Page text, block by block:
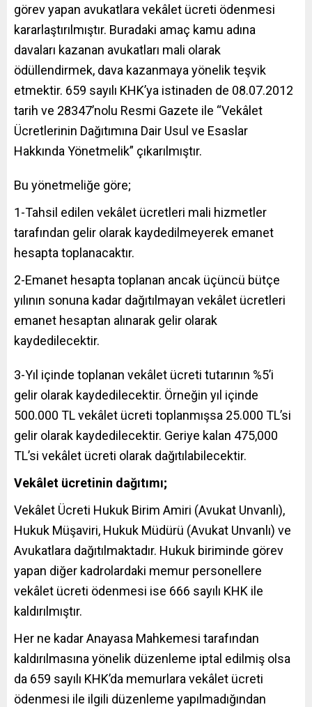
görev yapan avukatlara vekâlet ücreti ödenmesi
kararlaştırılmıştır. Buradaki amaç kamu adına
davaları kazanan avukatları mali olarak
ödüllendirmek, dava kazanmaya yönelik teşvik
etmektir. 659 sayılı KHK’ya istinaden de 08.07.2012
tarih ve 28347’nolu Resmi Gazete ile “Vekâlet
Ücretlerinin Dağıtımına Dair Usul ve Esaslar
Hakkında Yönetmelik” çıkarılmıştır.
Bu yönetmeliğe göre;
1-Tahsil edilen vekâlet ücretleri mali hizmetler
tarafından gelir olarak kaydedilmeyerek emanet
hesapta toplanacaktır.
2-Emanet hesapta toplanan ancak üçüncü bütçe
yılının sonuna kadar dağıtılmayan vekâlet ücretleri
emanet hesaptan alınarak gelir olarak
kaydedilecektir.
3-Yıl içinde toplanan vekâlet ücreti tutarının %5’i
gelir olarak kaydedilecektir. Örneğin yıl içinde
500.000 TL vekâlet ücreti toplanmışsa 25.000 TL’si
gelir olarak kaydedilecektir. Geriye kalan 475,000
TL’si vekâlet ücreti olarak dağıtılabilecektir.
Vekâlet ücretinin dağıtımı;
Vekâlet Ücreti Hukuk Birim Amiri (Avukat Unvanlı),
Hukuk Müşaviri, Hukuk Müdürü (Avukat Unvanlı) ve
Avukatlara dağıtılmaktadır. Hukuk biriminde görev
yapan diğer kadrolardaki memur personellere
vekâlet ücreti ödenmesi ise 666 sayılı KHK ile
kaldırılmıştır.
Her ne kadar Anayasa Mahkemesi tarafından
kaldırılmasına yönelik düzenleme iptal edilmiş olsa
da 659 sayılı KHK’da memurlara vekâlet ücreti
ödenmesi ile ilgili düzenleme yapılmadığından